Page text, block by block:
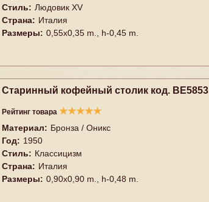
Стиль: Людовик XV
Страна: Италия
Размеры: 0,55x0,35 m., h-0,45 m.
Старинный кофейный столик код. BE5853
Рейтинг товара ★★★★★
Материал: Бронза / Оникс
Год: 1950
Стиль: Классицизм
Страна: Италия
Размеры: 0,90x0,90 m., h-0,48 m.